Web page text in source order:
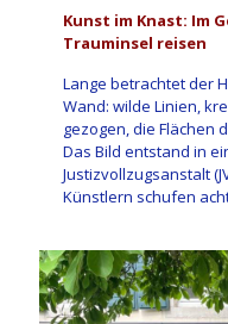
Kunst im Knast: Im
Trauminsel reisen
Lange betrachtet der
Wand: wilde Linien,
gezogen, die Flächen
Das Bild entstand in
Justizvollzugsanstalt
Künstlern schufen